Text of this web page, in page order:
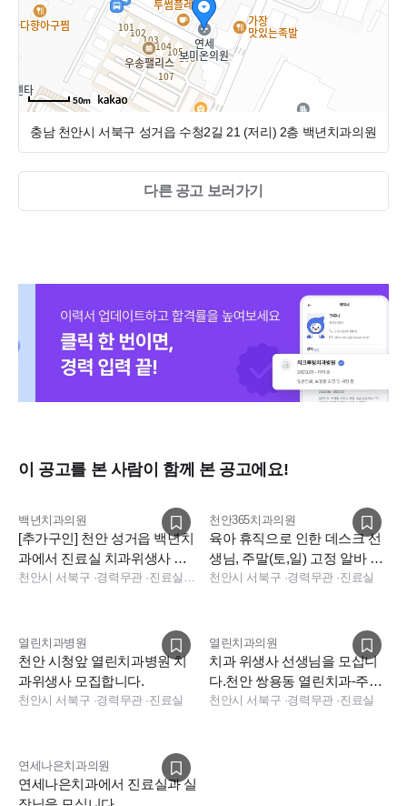
50m
충남 천안시 서북구 성거읍 수청2길 21 (저리) 2층 백년치과의원
다른 공고 보러가기
이 공고를 본 사람이 함께 본 공고에요!
백년치과의원
[추가구인] 천안 성거읍 백년치
과에서 진료실 치과위생사 선
생님 모십니다.
천안시 서북구 ·경력무관· 진료실, 보험청구
천안365치과의원
육아 휴직으로 인한 데스크 선
생님, 주말(토,일) 고정 알바 선
생님 모십니다.
천안시 서북구 ·경력무관·진료실
열린치과병원
천안 시청앞 열린치과병원 치
과위생사 모집합니다.
천안시 서북구 ·경력무관·진료실
열린치과의원
치과 위생사 선생님을 모십니
다.천안 쌍용동 열린치과-주38
시간
천안시 서북구 ·경력무관·진료실
연세나은치과의원
연세나은치과에서 진료실과 실